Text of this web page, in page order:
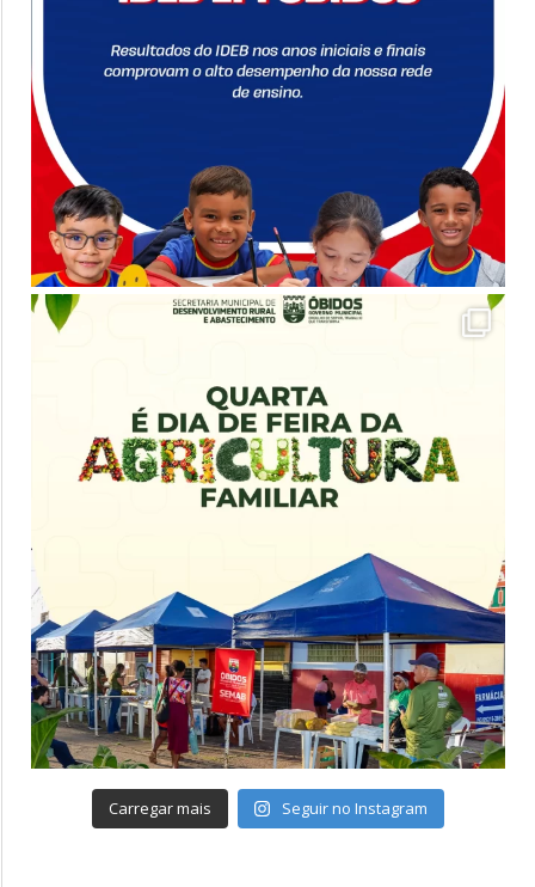
Carregar mais Seguir no Instagram